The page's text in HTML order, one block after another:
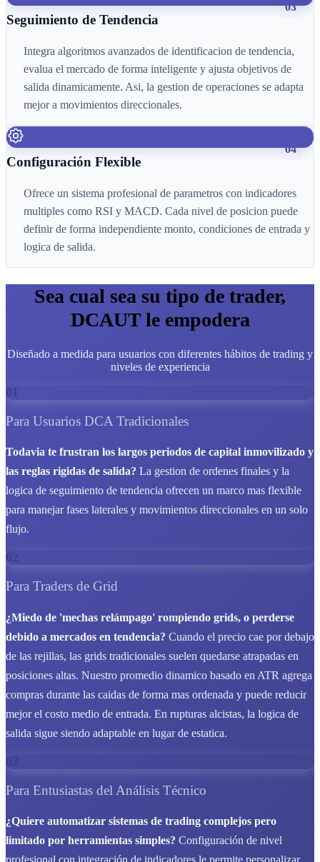
03
Seguimiento de Tendencia
Integra algoritmos avanzados de identificacion de tendencia,
evalua el mercado de forma inteligente y ajusta objetivos de
salida dinamicamente. Asi, la gestion de operaciones se adapta
mejor a movimientos direccionales.
04
Configuración Flexible
Ofrece un sistema profesional de parametros con indicadores
multiples como RSI y MACD. Cada nivel de posicion puede
definir de forma independiente monto, condiciones de entrada y
logica de salida.
Sea cual sea su tipo de trader,
DCAUT le empodera
Diseñado a medida para usuarios con diferentes hábitos de trading y
niveles de experiencia
01
Para Usuarios DCA Tradicionales
Todavia te frustran los largos periodos de capital inmovilizado y
las reglas rigidas de salida? La gestion de ordenes finales y la
logica de seguimiento de tendencia ofrecen un marco mas flexible
para manejar fases laterales y movimientos direccionales en un solo
flujo.
02
Para Traders de Grid
¿Miedo de 'mechas relámpago' rompiendo grids, o perderse
debido a mercados en tendencia? Cuando el precio cae por debajo
de las rejillas, las grids tradicionales suelen quedarse atrapadas en
posiciones altas. Nuestro promedio dinamico basado en ATR agrega
compras durante las caidas de forma mas ordenada y puede reducir
mejor el costo medio de entrada. En rupturas alcistas, la logica de
salida sigue siendo adaptable en lugar de estatica.
03
Para Entusiastas del Análisis Técnico
¿Quiere automatizar sistemas de trading complejos pero
limitado por herramientas simples? Configuración de nivel